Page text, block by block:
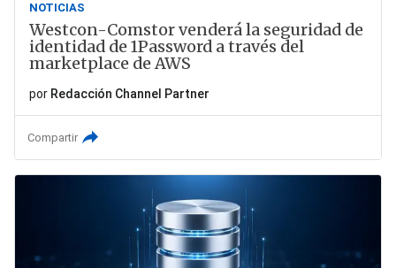
NOTICIAS
Westcon-Comstor venderá la seguridad de
identidad de 1Password a través del
marketplace de AWS
por Redacción Channel Partner
Compartir